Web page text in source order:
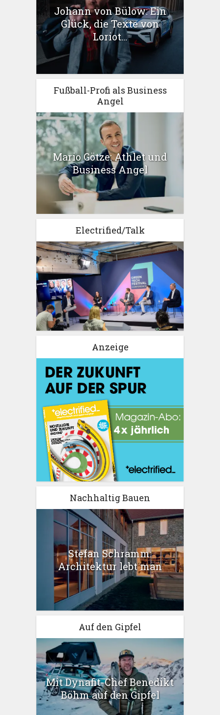
Johann von Bülow: Ein
Glück, die Texte von
Loriot...
Fußball-Profi als Business
Angel
Mario Götze: Athlet und
Business Angel
Electrified/Talk
Anzeige
Nachhaltig Bauen
Stefan Schramm:
Architektur lebt man
Auf den Gipfel
Mit Dynafit-Chef Benedikt
Böhm auf den Gipfel